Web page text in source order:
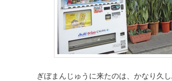
ぎぼまんじゅうに来たのは、かなり久